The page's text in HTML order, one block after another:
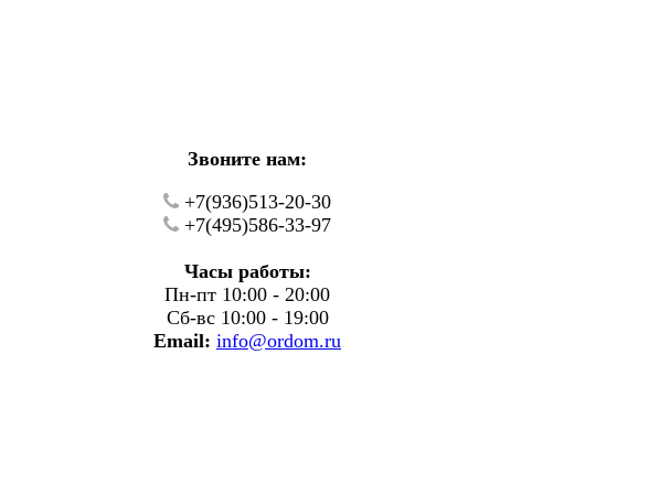
Звоните нам:
+7(936)513-20-30
+7(495)586-33-97
Часы работы:
Пн-пт 10:00 - 20:00
Сб-вс 10:00 - 19:00
Email: info@ordom.ru